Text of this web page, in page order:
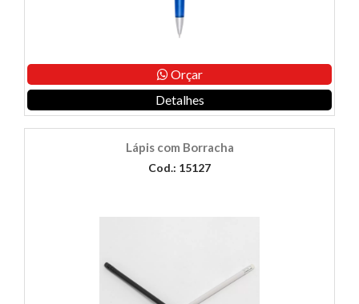
Orçar
Detalhes
Lápis com Borracha
Cod.: 15127